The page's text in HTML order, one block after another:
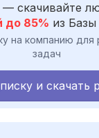
— скачивайте
до 85% из
на компанию для
задач
и скачать